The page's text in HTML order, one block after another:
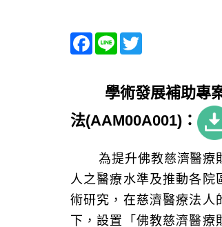
Facebook
Line
學術發展補助專
法(AAM00A001)：
為提升佛教慈濟醫療
人之醫療水準及推動各院
術研究，在慈濟醫療法人
下，設置「佛教慈濟醫療